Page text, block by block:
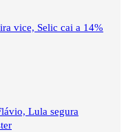
vice, Selic cai a 14%
Lula segura